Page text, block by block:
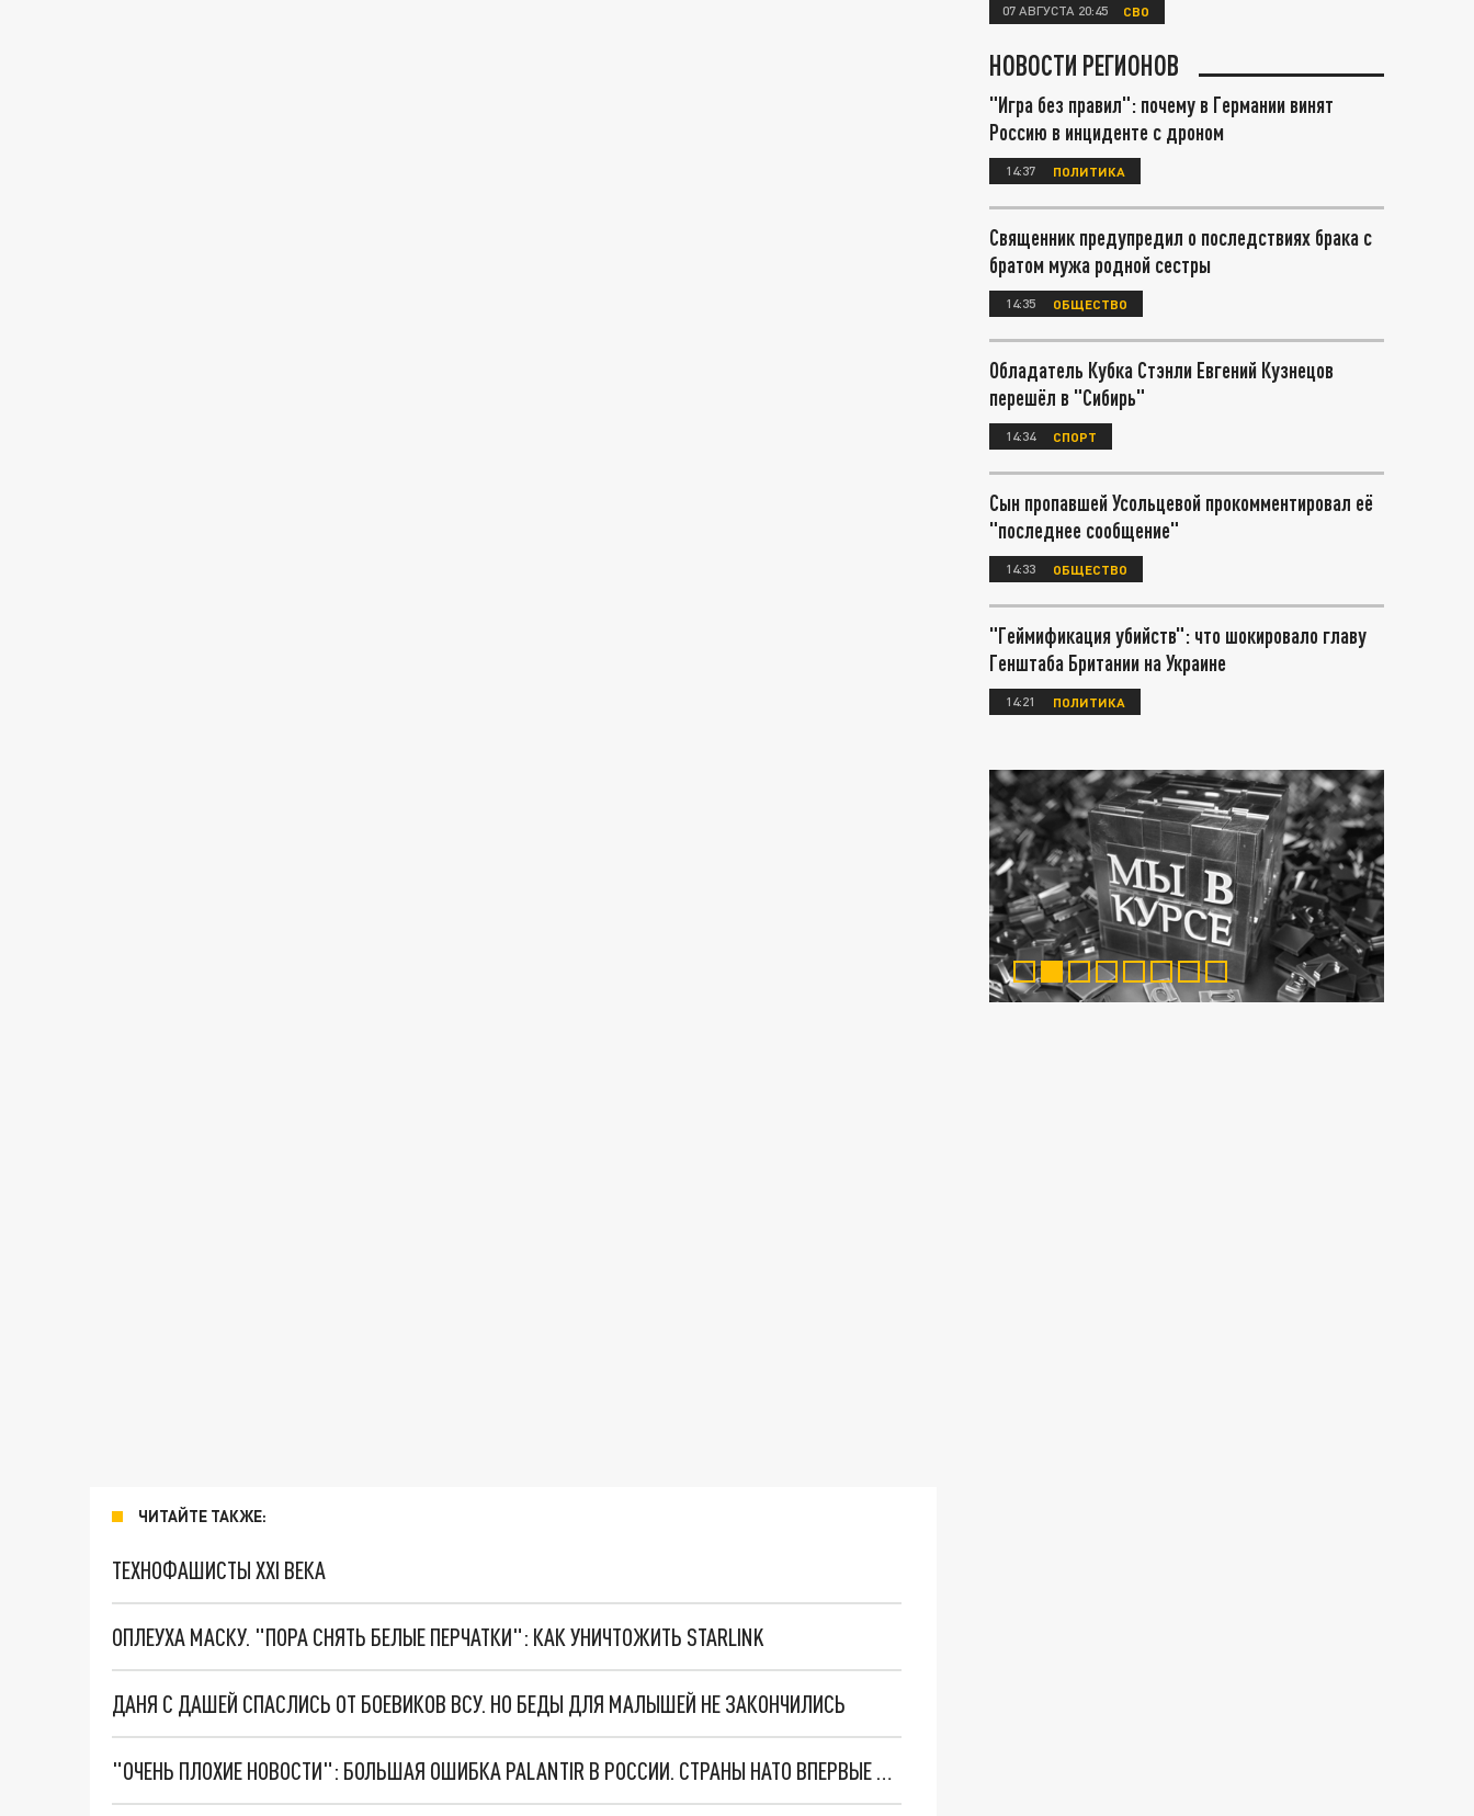
ЧИТАЙТЕ ТАКЖЕ:
ТЕХНОФАШИСТЫ XXI ВЕКА
ОПЛЕУХА МАСКУ. "ПОРА СНЯТЬ БЕЛЫЕ ПЕРЧАТКИ": КАК УНИЧТОЖИТЬ STARLINK
ДАНЯ С ДАШЕЙ СПАСЛИСЬ ОТ БОЕВИКОВ ВСУ. НО БЕДЫ ДЛЯ МАЛЫШЕЙ НЕ ЗАКОНЧИЛИСЬ
"ОЧЕНЬ ПЛОХИЕ НОВОСТИ": БОЛЬШАЯ ОШИБКА PALANTIR В РОССИИ. СТРАНЫ НАТО ВПЕРВЫЕ ЗА СВО ОСТАНОВИЛИ ПОСТАВКИ ОРУЖИЯ. ВСУ ТЕРЯЮТ ПРИГРАНИЧЬЕ?
07 АВГУСТА 20:45 СВО
НОВОСТИ РЕГИОНОВ
"Игра без правил": почему в Германии винят
Россию в инциденте с дроном
14:37 ПОЛИТИКА
Священник предупредил о последствиях брака с
братом мужа родной сестры
14:35 ОБЩЕСТВО
Обладатель Кубка Стэнли Евгений Кузнецов
перешёл в "Сибирь"
14:34 СПОРТ
Сын пропавшей Усольцевой прокомментировал её
"последнее сообщение"
14:33 ОБЩЕСТВО
"Геймификация убийств": что шокировало главу
Генштаба Британии на Украине
14:21 ПОЛИТИКА